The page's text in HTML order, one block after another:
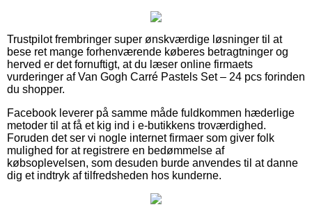
Trustpilot frembringer super ønskværdige løsninger til at
bese ret mange forhenværende køberes betragtninger og
herved er det fornuftigt, at du læser online firmaets
vurderinger af Van Gogh Carré Pastels Set – 24 pcs forinden
du shopper.
Facebook leverer på samme måde fuldkommen hæderlige
metoder til at få et kig ind i e-butikkens troværdighed.
Foruden det ser vi nogle internet firmaer som giver folk
mulighed for at registrere en bedømmelse af
købsoplevelsen, som desuden burde anvendes til at danne
dig et indtryk af tilfredsheden hos kunderne.